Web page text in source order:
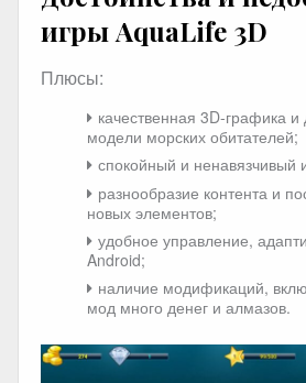
игры AquaLife 3D
Плюсы:
качественная 3D-графика
модели морских обитателей;
спокойный и ненавязчивый
разнообразие контента и
новых элементов;
удобное управление,
Android;
наличие модификаций,
мод много денег и алмазов.